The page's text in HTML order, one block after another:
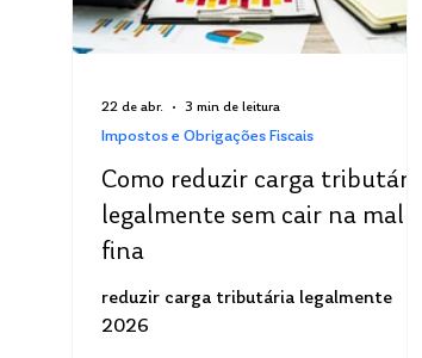
Como reduzir carga tributária
legalmente sem cair na malha
fina
reduzir carga tributária legalmente
2026
Impostos e Obrigações Fiscais
22 de abr. 3 min de leitura